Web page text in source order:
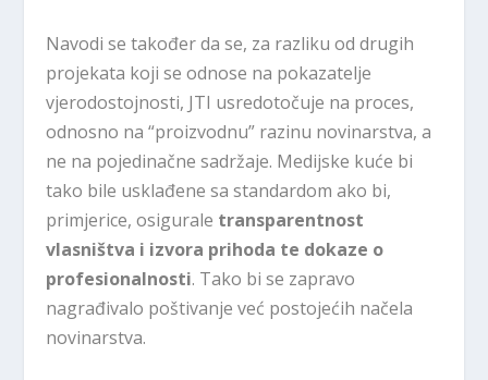
Navodi se također da se, za razliku od drugih
projekata koji se odnose na pokazatelje
vjerodostojnosti, JTI usredotočuje na proces,
odnosno na “proizvodnu” razinu novinarstva, a
ne na pojedinačne sadržaje. Medijske kuće bi
tako bile usklađene sa standardom ako bi,
primjerice, osigurale transparentnost
vlasništva i izvora prihoda te dokaze o
profesionalnosti. Tako bi se zapravo
nagrađivalo poštivanje već postojećih načela
novinarstva.